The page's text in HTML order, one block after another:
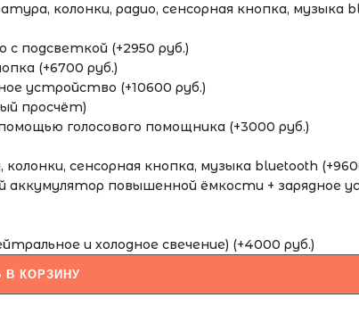
колонки, радио, сенсорная кнопка, музыка
с подсветкой (+2950 руб.)
(+6700 руб.)
устройство (+10600 руб.)
просчёт)
голосового помощника (+3000 руб.)
сенсорная кнопка, музыка bluetooth
аккумулятор повышенной ёмкости + зарядное
и холодное свечение) (+4000 руб.)
В КОРЗИНУ